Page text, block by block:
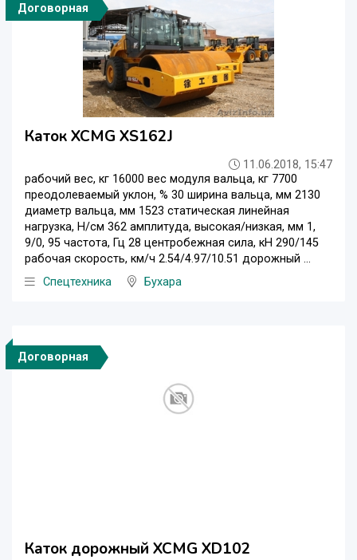
Договорная
Каток XCMG XS162J
11.06.2018, 15:47
рабочий вес, кг 16000 вес модуля вальца, кг 7700
преодолеваемый уклон, % 30 ширина вальца, мм 2130
диаметр вальца, мм 1523 статическая линейная
нагрузка, Н/см 362 амплитуда, высокая/низкая, мм 1,
9/0, 95 частота, Гц 28 центробежная сила, кН 290/145
рабочая скорость, км/ч 2.54/4.97/10.51 дорожный ...
Спецтехника
Бухара
Договорная
Каток дорожный XCMG XD102